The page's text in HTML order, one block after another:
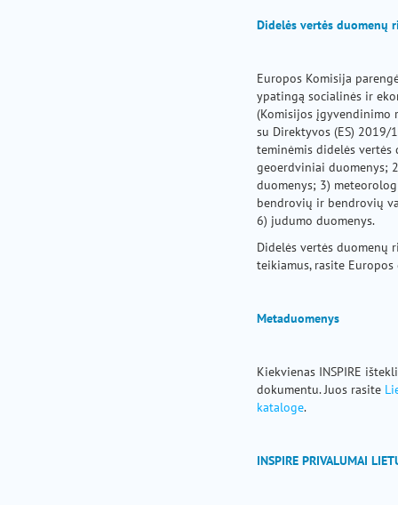
Didelės vertės duomenų
Europos Komisija
ypatingą socialinės ir
(Komisijos įgyvendinimo
su Direktyvos (ES)
teminėmis didelės
geoerdviniai duomenys;
duomenys; 3)
bendrovių ir bendrovių
6) judumo duomenys.
Didelės vertės duomenų
teikiamus, rasite
Metaduomenys
Kiekvienas INSPIRE
dokumentu. Juos rasite
kataloge.
INSPIRE PRIVALUMAI